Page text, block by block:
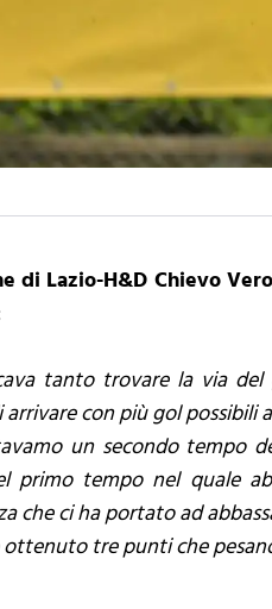
di Lazio-H&D Chievo
tanto trovare la via
con più gol
un secondo tempo
primo tempo nel quale
che ci ha portato ad
tre punti che